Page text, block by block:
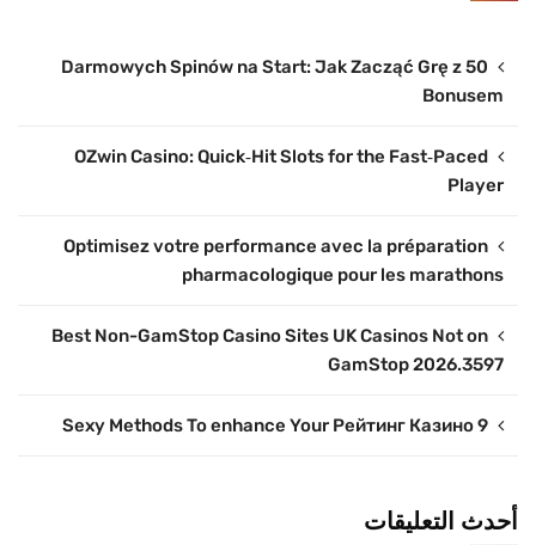
50 Darmowych Spinów na Start: Jak Zacząć Grę z
Bonusem
OZwin Casino: Quick‑Hit Slots for the Fast‑Paced
Player
Optimisez votre performance avec la préparation
pharmacologique pour les marathons
Best Non-GamStop Casino Sites UK Casinos Not on
GamStop 2026.3597
9 Sexy Methods To enhance Your Рейтинг Казино
أحدث التعليقات